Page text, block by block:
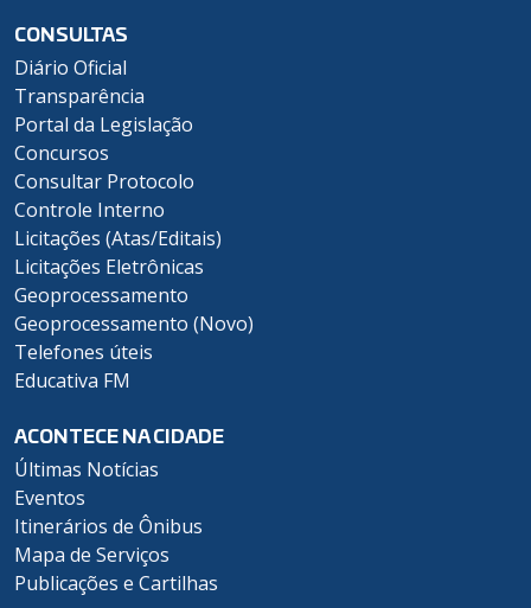
CONSULTAS
Diário Oficial
Transparência
Portal da Legislação
Concursos
Consultar Protocolo
Controle Interno
Licitações (Atas/Editais)
Licitações Eletrônicas
Geoprocessamento
Geoprocessamento (Novo)
Telefones úteis
Educativa FM
ACONTECE NA CIDADE
Últimas Notícias
Eventos
Itinerários de Ônibus
Mapa de Serviços
Publicações e Cartilhas